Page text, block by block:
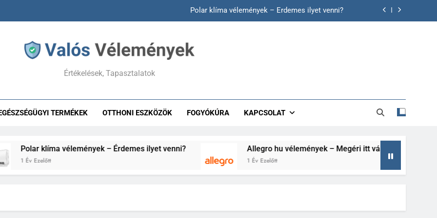
Polar klíma vélemények – Érdemes ilyet venni?
Answear vélemények – Érdemes itt vásárolni? Utánajártunk!
Hepacontur vélemények – Valóban segít a fogyásban és a májnak?
Allegro hu vélemények – Megéri itt vásárolni?
Értékelések, Tapasztalatok
TERMÉKEK OTTHONI ESZKÖZÖK FOGYÓKÚRA KAPCSOLAT
klíma vélemények – Érdemes ilyet venni?
Ezelőtt
Allegro hu vélemények – Megéri itt vásárolni?
1 Év Ezelőtt